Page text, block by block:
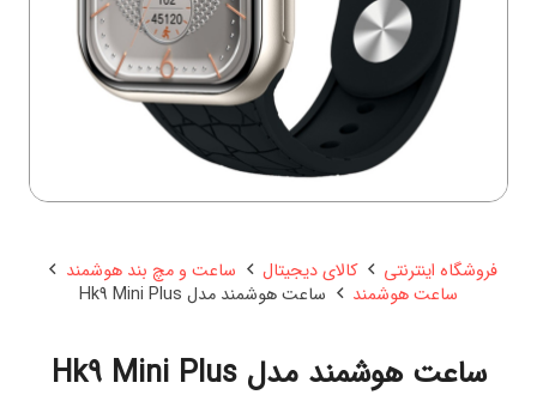
فروشگاه اینترنتی کالای دیجیتال
ساعت و مچ بند هوشمند
ساعت هوشمند
ساعت هوشمند مدل Hk9 Mini Plus
ساعت هوشمند مدل Hk9 Mini Plus